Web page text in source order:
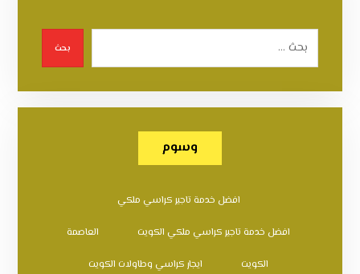
بحث
وسوم
افضل خدمة تاجير كراسي ملكي
افضل خدمة تاجير كراسي ملكي الكويت العاصمة
الكويت ايجار كراسي وطاولات الكويت